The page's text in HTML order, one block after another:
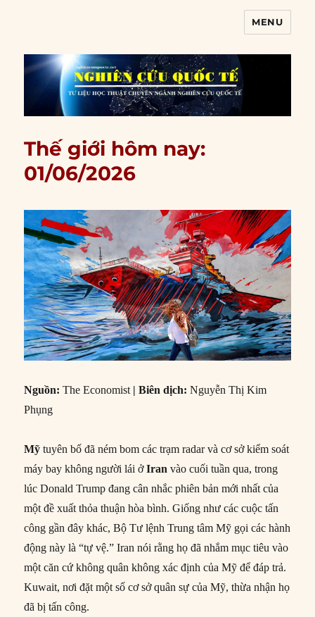
MENU
Thế giới hôm nay:
01/06/2026
Nguồn:The Economist | Biên dịch:Nguyễn Thị Kim
Phụng
Mỹ tuyên bố đã ném bom các trạm radar và cơ sở kiểm soát
máy bay không người lái ởIran vào cuối tuần qua, trong
lúc Donald Trump đang cân nhắc phiên bản mới nhất của
một đề xuất thỏa thuận hòa bình. Giống như các cuộc tấn
công gần đây khác, Bộ Tư lệnh Trung tâm Mỹ gọi các hành
động này là “tự vệ.” Iran nói rằng họ đã nhắm mục tiêu vào
một căn cứ không quân không xác định của Mỹ để đáp trả.
Kuwait, nơi đặt một số cơ sở quân sự của Mỹ, thừa nhận họ
đã bị tấn công.